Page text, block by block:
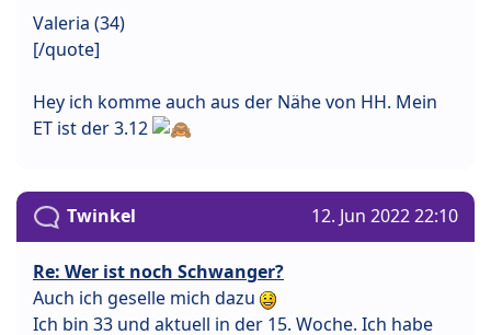
Valeria (34)
[/quote]
Hey ich komme auch aus der Nähe von HH. Mein
ET ist der 3.12
Twinkel 12. Jun 2022 22:10
Re: Wer ist noch Schwanger?
Auch ich geselle mich dazu
Ich bin 33 und aktuell in der 15. Woche. Ich habe